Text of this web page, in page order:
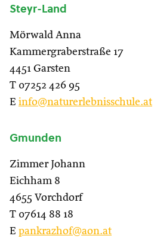
Steyr-Land
Mörwald Anna
Kammergraberstraße 17
4451 Garsten
T 07252 426 95
E info@naturerlebnisschule.at
Gmunden
Zimmer Johann
Eichham 8
4655 Vorchdorf
T 07614 88 18
E pankrazhof@aon.at